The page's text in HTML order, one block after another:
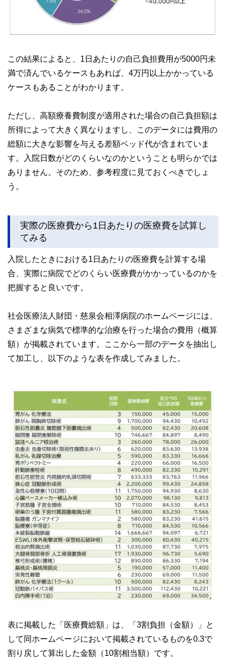
この結果によると、1日あたりの自己負担費用が5000円未
満で済んでいるケースもあれば、4万円以上かかっている
ケースもあることがわかります。
ただし、高額療養費制度が適用された場合の自己負担額は
所得によって大きく異なりますし、このデータには費用の
総額に大きな影響を与える差額ベッド代が含まれていま
す。入院日数がどのくらいなのかということも明らかでは
ありません。そのため、参考程度に見ておくべきでしょ
う。
実際の医療費から1日あたりの医療費を試算し
てみる
入院したときにおける1日あたりの医療費を計算する場
合、実際に病院でどのくらい医療費がかかっているのかを
把握すると良いです。
社会医療法人財団・慈泉会相澤病院のホームページには、
さまざまな病気で標準的な治療を行った場合の費用（概算
額）が掲載されています。ここから一部のデータを抽出し
て加工し、以下のような表を作成してみました。
表に掲載した「医療費総額」は、「3割負担（金額）」と
して同ホームページにおいて掲載されているものを0.3で
割り戻して算出した金額（10割相当額）です。